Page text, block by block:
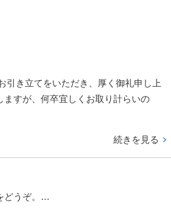
引き立てをいただき、厚く御礼申し上
すが、何卒宜しくお取り計らいの
続きを見る
どうぞ。…